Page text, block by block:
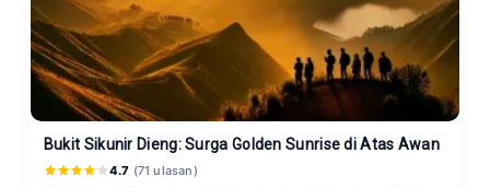
Bukit Sikunir Dieng: Surga Golden Sunrise di Atas Awan
4.7 (71 ulasan)